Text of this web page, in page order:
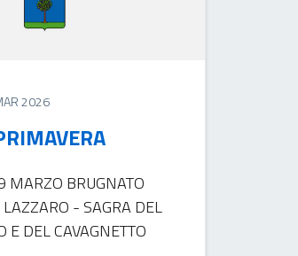
2026
MARZO BRUGNATO
- SAGRA DEL
E DEL CAVAGNETTO